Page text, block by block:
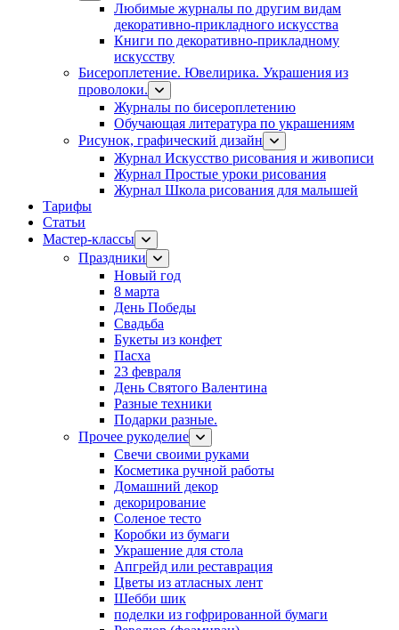
Любимые журналы по другим видам
декоративно-прикладного искусства
Книги по декоративно-прикладному
искусству
Бисероплетение. Ювелирика. Украшения из
проволоки.
Журналы по бисероплетению
Обучающая литература по украшениям
Рисунок, графический дизайн
Журнал Искусство рисования и живописи
Журнал Простые уроки рисования
Журнал Школа рисования для малышей
Тарифы
Статьи
Мастер-классы
Праздники
Новый год
8 марта
День Победы
Свадьба
Букеты из конфет
Пасха
23 февраля
День Святого Валентина
Разные техники
Подарки разные.
Прочее рукоделие
Свечи своими руками
Косметика ручной работы
Домашний декор
декорирование
Соленое тесто
Коробки из бумаги
Украшение для стола
Апгрейд или реставрация
Цветы из атласных лент
Шебби шик
поделки из гофрированной бумаги